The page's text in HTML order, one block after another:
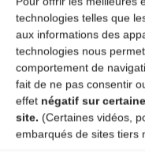
technologies telles que
aux informations des
technologies nous
comportement de
fait de ne pas consentir
effet négatif sur
site. (Certaines vidéos,
embarqués de sites tiers
Salle
Laisser